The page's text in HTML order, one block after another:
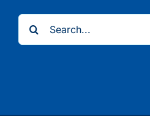
Search
for: